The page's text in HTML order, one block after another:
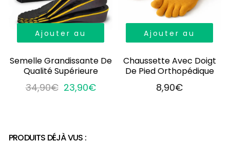
Ajouter au
Semelle Grandissante De
Qualité Supérieure
34,90€ 23,90€
Ajouter au
Chaussette Avec Doigt
De Pied Orthopédique
8,90€
PRODUITS DÉJÀ VUS :